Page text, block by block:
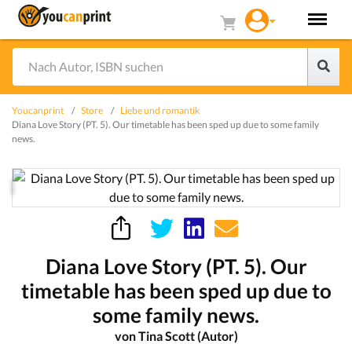
Youcanprint Store
Liebe und romantik
Diana Love Story (PT. 5). Our timetable has been sped up due to some family
news.
Diana Love Story (PT. 5). Our
timetable has been sped up due to
some family news.
von Tina Scott (Autor)